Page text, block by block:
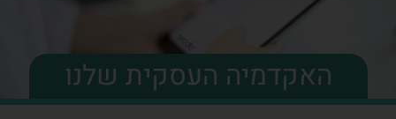
האקדמיה העסקית שלנו